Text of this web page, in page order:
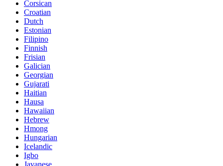
Corsican
Croatian
Dutch
Estonian
Filipino
Finnish
Frisian
Galician
Georgian
Gujarati
Haitian
Hausa
Hawaiian
Hebrew
Hmong
Hungarian
Icelandic
Igbo